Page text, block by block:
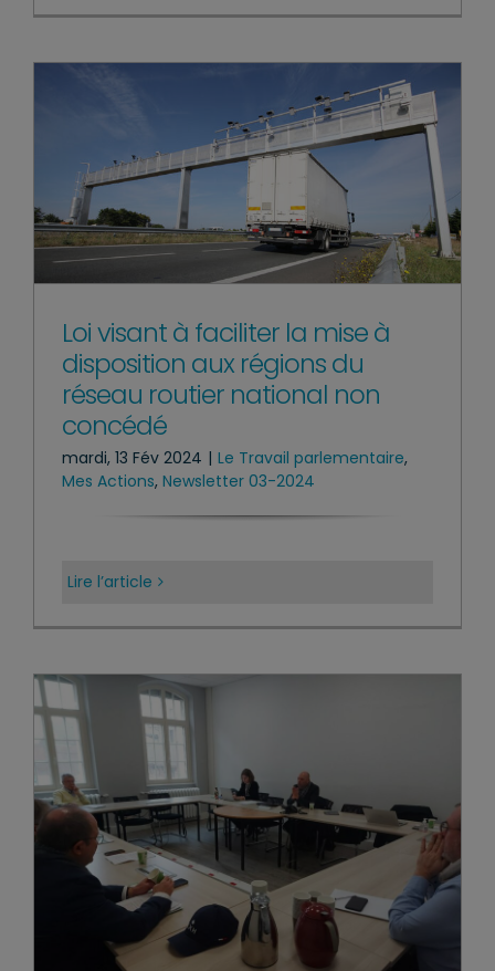
Loi visant à faciliter la mise à
disposition aux régions du
réseau routier national non
concédé
mardi, 13 Fév 2024 | Le Travail parlementaire,
Mes Actions, Newsletter 03-2024
Lire l’article